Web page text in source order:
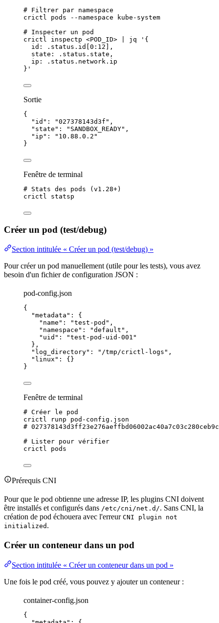
# Filtrer par namespace
crictl
pods --namespace
kube-system
# Inspecter un pod
crictl
inspectp <POD_ID> jq ' {
id: .status.id[0:12],
state: .status.state,
ip: .status.network.ip
} '
Sortie
{
"id" : "027378143d3f " ,
"state" : " SANDBOX_READY" ,
"ip" : " 10.88.0.2 "
}
Fenêtre de terminal
# Stats des pods (v1.28+)
crictl
statsp
Créer un pod (test/debug)
Section intitulée « Créer un pod (test/debug) »
Pour créer un pod manuellement (utile pour les tests), vous avez
besoin d'un fichier de configuration JSON :
pod-config.json
{
"metadata" : {
"name" : "test-pod " ,
"namespace" : "default " ,
"uid" : "test-pod-uid-001 "
},
"log_directory" : " /tmp/crictl-logs " ,
"linux" : {}
}
Fenêtre de terminal
# Créer le pod
crictl
runp
pod-config.json
#
# Lister pour vérifier
crictl
pods
Prérequis CNI
Pour que le pod obtienne une adresse IP, les plugins CNI doivent
être installés et configurés dans /etc/cni/net.d/. Sans CNI, la
création de pod échouera avec l'erreur CNI plugin not
initialized .
Créer un conteneur dans un pod
Section intitulée « Créer un conteneur dans un pod »
Une fois le pod créé, vous pouvez y ajouter un conteneur :
container-config.json
{